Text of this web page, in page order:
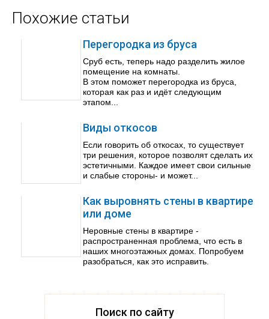
Похожие статьи
Перегородка из бруса
Сруб есть, теперь надо разделить жилое
помещение на комнаты.
В этом поможет перегородка из бруса,
которая как раз и идёт следующим
этапом...
Виды откосов
Если говорить об откосах, то существует
три решения, которое позволят сделать их
эстетичными. Каждое имеет свои сильные
и слабые стороны- и может...
Как выровнять стены в квартире
или доме
Неровные стены в квартире -
распространенная проблема, что есть в
наших многоэтажных домах. Попробуем
разобраться, как это исправить.
Поиск по сайту